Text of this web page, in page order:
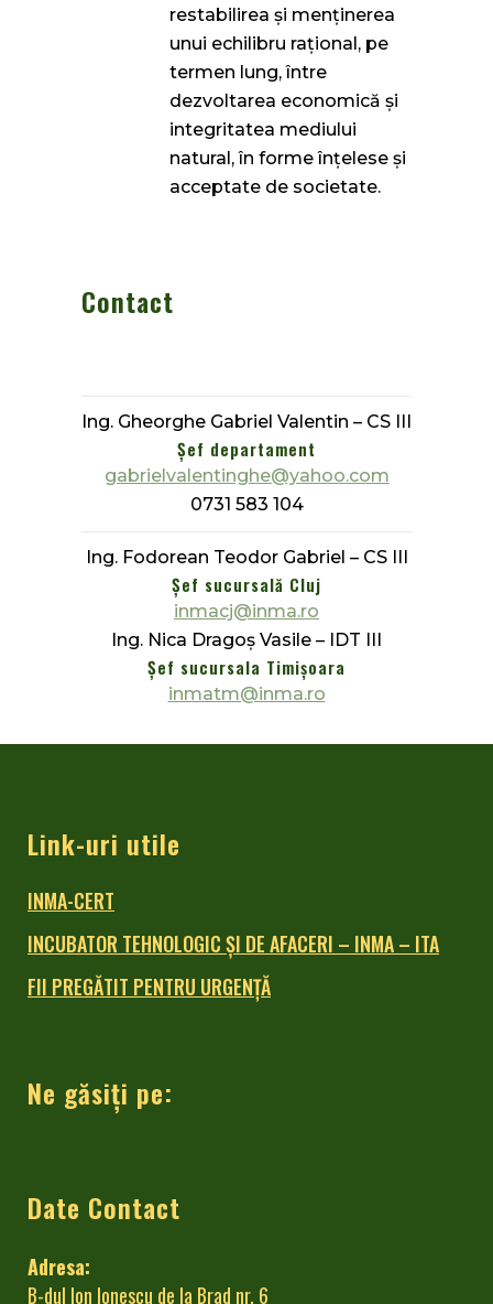
restabilirea și menținerea
unui echilibru rațional, pe
termen lung, între
dezvoltarea economică și
integritatea mediului
natural, în forme înțelese și
acceptate de societate.
Contact
Ing. Gheorghe Gabriel Valentin – CS III
Șef departament
gabrielvalentinghe@yahoo.com
0731 583 104
Ing. Fodorean Teodor Gabriel – CS III
Șef sucursală Cluj
inmacj@inma.ro
Ing. Nica Dragoș Vasile – IDT III
Șef sucursala Timișoara
inmatm@inma.ro
Link-uri utile
INMA-CERT
INCUBATOR TEHNOLOGIC ŞI DE AFACERI – INMA – ITA
FII PREGĂTIT PENTRU URGENȚĂ
Ne găsiți pe:
Date Contact
Adresa:
B-dul Ion Ionescu de la Brad nr. 6